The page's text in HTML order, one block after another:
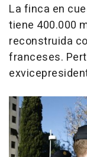
La finca en
tiene 400.000
reconstruida
franceses.